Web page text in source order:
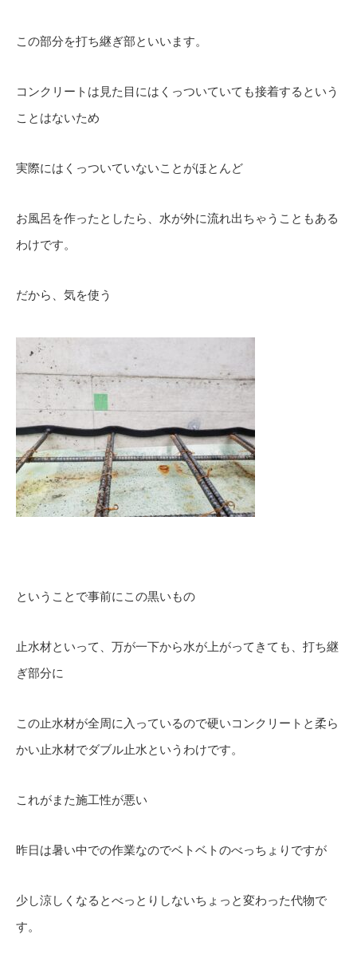
この部分を打ち継ぎ部といいます。
コンクリートは見た目にはくっついていても接着するという
ことはないため
実際にはくっついていないことがほとんど
お風呂を作ったとしたら、水が外に流れ出ちゃうこともある
わけです。
だから、気を使う
ということで事前にこの黒いもの
止水材といって、万が一下から水が上がってきても、打ち継
ぎ部分に
この止水材が全周に入っているので硬いコンクリートと柔ら
かい止水材でダブル止水というわけです。
これがまた施工性が悪い
昨日は暑い中での作業なのでベトベトのべっちょりですが
少し涼しくなるとべっとりしないちょっと変わった代物で
す。